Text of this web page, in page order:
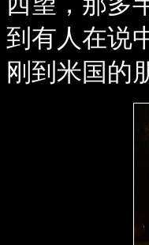
到有人在说
刚到米国的